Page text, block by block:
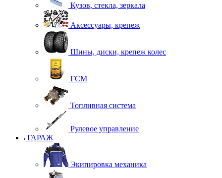
Кузов, стекла, зеркала
Аксессуары, крепеж
Шины, диски, крепеж колес
ГСМ
Топливная система
Рулевое управление
ГАРАЖ
Экипировка механика